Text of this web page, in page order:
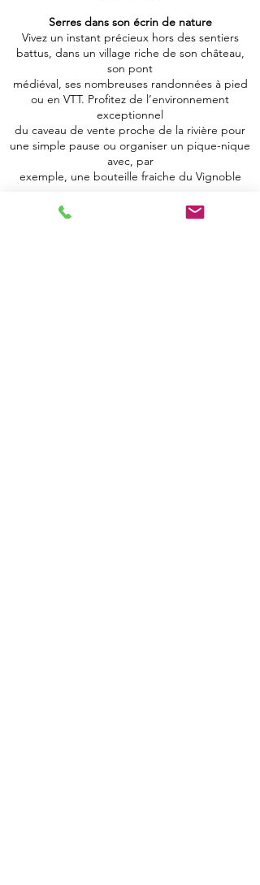
Serres dans son écrin de nature
Vivez un instant précieux hors des sentiers
battus, dans un village riche de son château,
son pont
médiéval, ses nombreuses randonnées à pied
ou en VTT. Profitez de l’environnement
exceptionnel
du caveau de vente proche de la rivière pour
une simple pause ou organiser un pique-nique
avec, par
exemple, une bouteille fraiche du Vignoble
Une région fascinante
Notre Vignoble est aussi situé au cœur d’un